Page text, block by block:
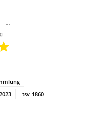
tsv 1860